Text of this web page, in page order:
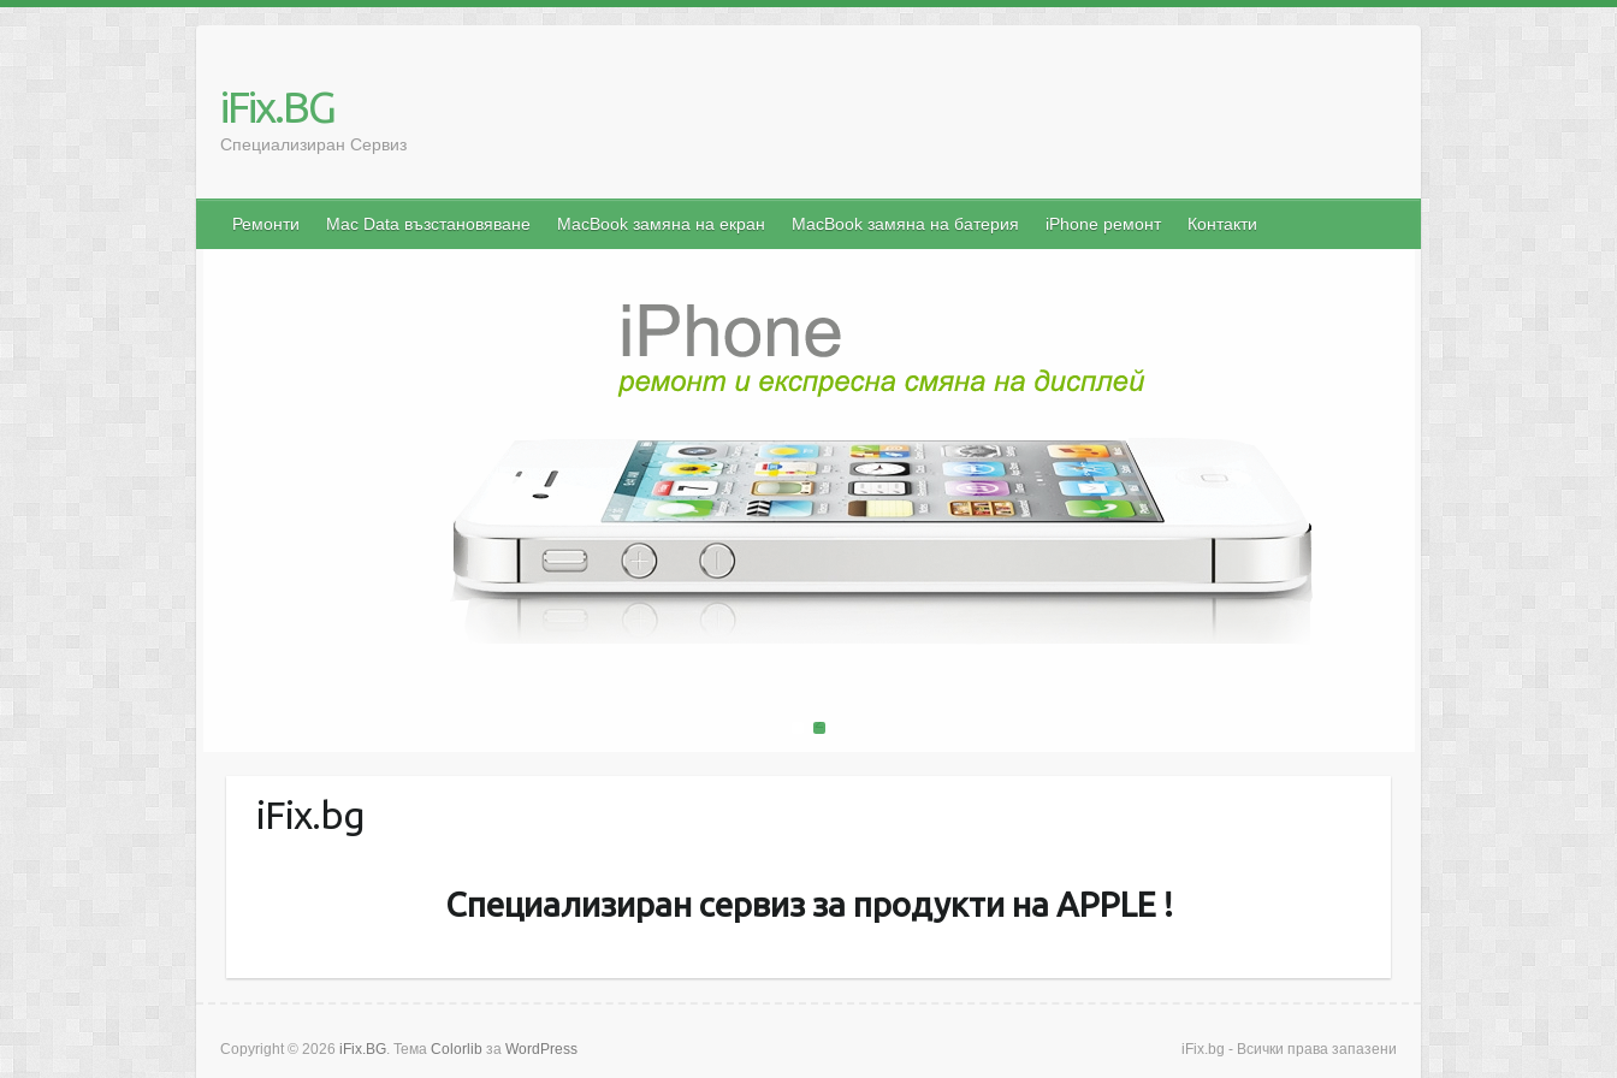
iFix.BG
Специализиран Сервиз
Ремонти Mac Data възстановяване MacBook замяна на екран MacBook замяна на батерия iPhone ремонт Контакти
Mac Поправка
iFix е бърз и качествен сервиз за настолни и
преносими машини като MacPro, MacBook Pro,
поправяме извънгаранционно екрани (дисплеи),
2
iFix.bg
Специализиран сервиз за продукти на APPLE !
Copyright © 2026 iFix.BG. Тема Colorlib за WordPress iFix.bg - Всички права запазени